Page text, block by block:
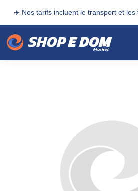
✈️ Nos tarifs incluent le transport et les